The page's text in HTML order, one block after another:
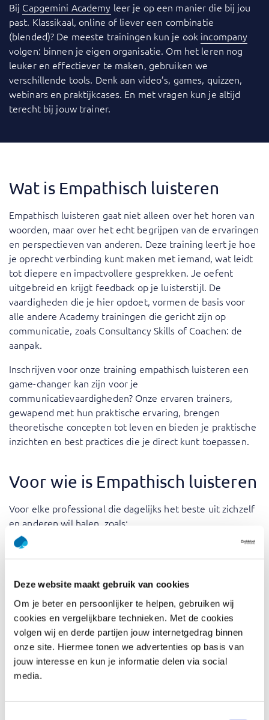
Deze website maakt gebruik van cookies
Om je beter en persoonlijker te helpen, gebruiken wij
cookies en vergelijkbare technieken. Met de cookies
volgen wij en derde partijen jouw internetgedrag binnen
onze site. Hiermee tonen we advertenties op basis van
jouw interesse en kun je informatie delen via social
media.
Bij Capgemini Academy leer je op een manier die bij jou
past. Klassikaal, online of liever een combinatie
(blended)? De meeste trainingen kun je ook incompany
volgen: binnen je eigen organisatie. Om het leren nog
leuker en effectiever te maken, gebruiken we
verschillende tools. Denk aan video’s, games, quizzen,
webinars en praktijkcases. En met vragen kun je altijd
terecht bij jouw trainer.
Wat is Empathisch luisteren
Empathisch luisteren gaat niet alleen over het horen van
woorden, maar over het echt begrijpen van de ervaringen
en perspectieven van anderen. Deze training leert je hoe
je oprecht verbinding kunt maken met iemand, wat leidt
tot diepere en impactvollere gesprekken. Je oefent
uitgebreid en krijgt feedback op je luisterstijl. De
vaardigheden die je hier opdoet, vormen de basis voor
alle andere Academy trainingen die gericht zijn op
communicatie, zoals Consultancy Skills of Coachen: de
aanpak.
Inschrijven voor onze training empathisch luisteren een
game-changer kan zijn voor je
communicatievaardigheden? Onze ervaren trainers,
gewapend met hun praktische ervaring, brengen
theoretische concepten tot leven en bieden je praktische
inzichten en best practices die je direct kunt toepassen.
Voor wie is Empathisch luisteren
Voor elke professional die dagelijks het beste uit zichzelf
en anderen wil halen, zoals:
Teamleiders: verbeter de teamdynamiek en bevorder
een prettige werkomgeving.
Klantenservicemedewerkers: verdiep klantinteracties
en los problemen effectief op.
Salesprofessionals: bouw sterkere relaties op met
klanten en sluit deals succesvol.
HR-professionals: bevorder werknemersbetrokkenheid
en conflictbemiddeling.
Leraren: creëer een inclusievere en begripvolle